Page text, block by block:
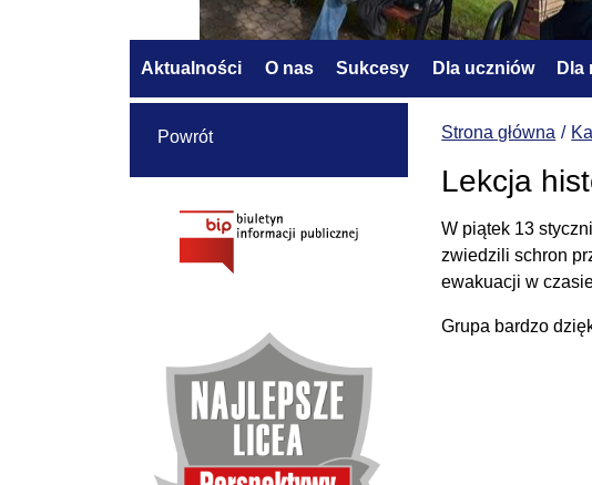
Aktualności O nas Sukcesy Dla uczniów Dla
Strona główna
Lekcja
W piątek 13
zwiedzili schron
ewakuacji w
Grupa bardzo
Powrót